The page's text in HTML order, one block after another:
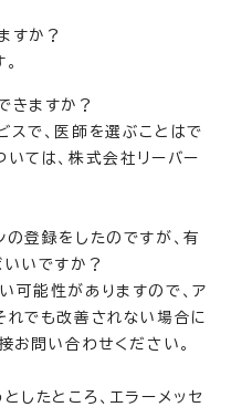
すか？
ますか？
で、医師を選ぶことはで
いては、株式会社リーバー
登録をしたのですが、有
いいですか？
能性がありますので、ア
れでも改善されない場合に
お問い合わせください。
たところ、エラーメッセ